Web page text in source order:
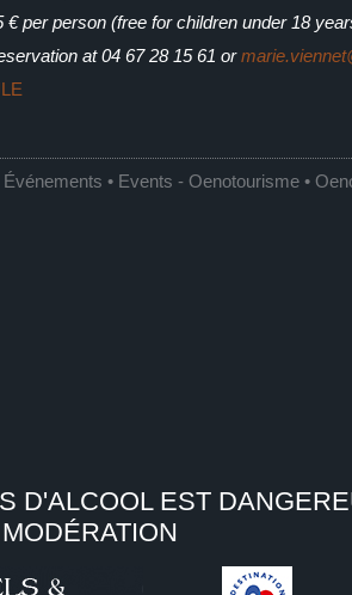
€ per person (free for children under 18
at 04 67 28 15 61 or
Événements • Events - Oenotourisme •
D'ALCOOL EST